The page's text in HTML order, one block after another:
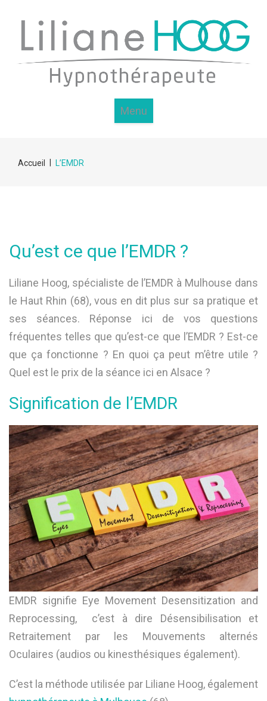
Menu
Accueil L’EMDR
Qu’est ce que l’EMDR ?
Liliane Hoog, spécialiste de l’EMDR à Mulhouse dans
le Haut Rhin (68), vous en dit plus sur sa pratique et
ses séances. Réponse ici de vos questions
fréquentes telles que qu’est-ce que l’EMDR ? Est-ce
que ça fonctionne ? En quoi ça peut m’être utile ?
Quel est le prix de la séance ici en Alsace ?
Signification de l’EMDR
EMDR signifie Eye Movement Desensitization and
Reprocessing, c’est à dire Désensibilisation et
Retraitement par les Mouvements alternés
Oculaires (audios ou kinesthésiques également).
C’est la méthode utilisée par Liliane Hoog, également